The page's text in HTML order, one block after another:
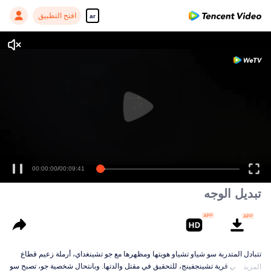
ar افتح التطبيق
00:00:00/00:09:41
تبديل الوجه
تتبادل المتدربة سو شياو تشياو هويتها ومظهرها مع جو تشينغداي، أرملة زعيم قطاع
الطرق في قرية تشينجفينج، للتحقيق في مقتل والدتها. وبانتحال شخصية جو، تصبح سو
المزيد